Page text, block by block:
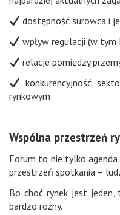
dostępność surowca i
wpływ regulacji (w tym
relacje pomiędzy
konkurencyjność
rynkowym
Wspólna przestrzeń
Forum to nie tylko
przestrzeń spotkania –
Bo choć rynek jest
bardzo różny.